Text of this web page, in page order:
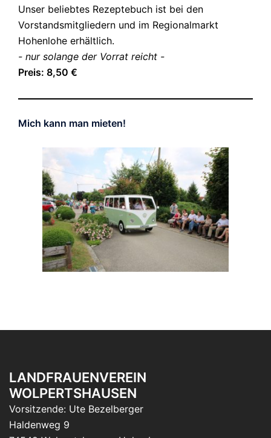
Unser beliebtes Rezeptebuch ist bei den
Vorstandsmitgliedern und im Regionalmarkt
Hohenlohe erhältlich.
- nur solange der Vorrat reicht -
Preis: 8,50 €
Mich kann man mieten!
LANDFRAUENVEREIN
WOLPERTSHAUSEN
Vorsitzende: Ute Bezelberger
Haldenweg 9